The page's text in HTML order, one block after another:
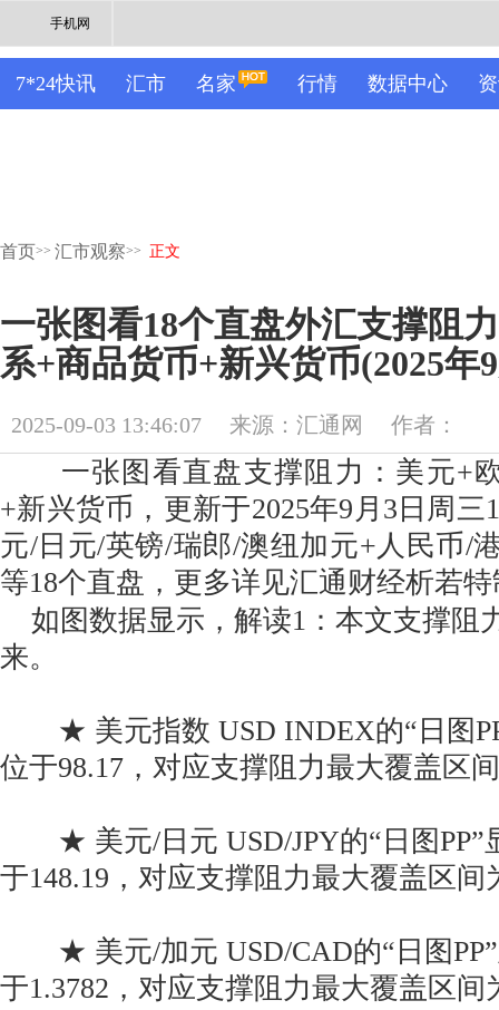
手机网
7*24快讯 汇市 名家 行情 数据中心
首页>> 汇市观察>> 正文
一张图看18个直盘外汇支撑阻
系+商品货币+新兴货币(2025年
2025-09-03 13:46:07 来源：汇通网 作者：
一张图看直盘支撑阻力：美元+
+新兴货币，更新于2025年9月3日周三
元/日元/英镑/瑞郎/澳纽加元+人民币/
等18个直盘，更多详见汇通财经析若
如图数据显示，解读1：本文支撑阻
来。
★ 美元指数 USD INDEX的“日图
位于98.17，对应支撑阻力最大覆盖区
★ 美元/日元 USD/JPY的“日图PP”
于148.19，对应支撑阻力最大覆盖区间
★ 美元/加元 USD/CAD的“日图PP”
于1.3782，对应支撑阻力最大覆盖区间